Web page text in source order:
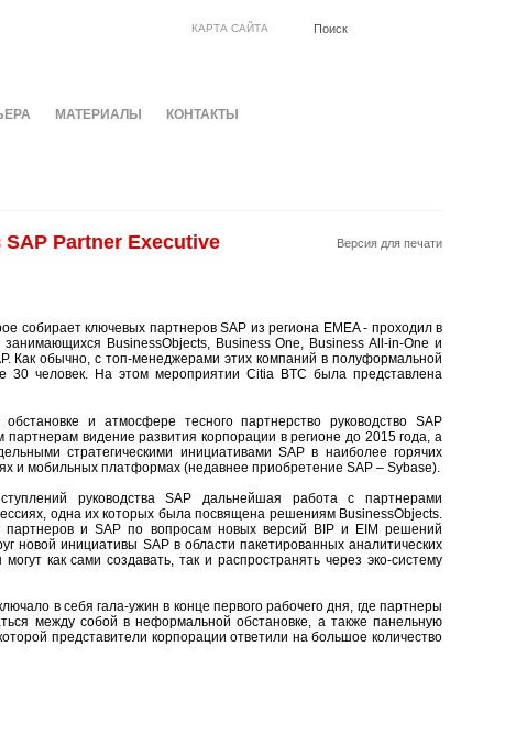
КАРТА САЙТА
МАТЕРИАЛЫ КОНТАКТЫ
Версия для печати
Partner Executive
собирает ключевых партнеров SAP из региона EMEA - проходил в
BusinessObjects, Business One, Business All-in-One и
Как обычно, с топ-менеджерами этих компаний в полуформальной
30 человек. На этом мероприятии Citia BTC была представлена
и атмосфере тесного партнерство руководство SAP
видение развития корпорации в регионе до 2015 года, а
стратегическими инициативами SAP в наиболее горячих
и мобильных платформах (недавнее приобретение SAP – Sybase).
руководства SAP дальнейшая работа с партнерами
одна их которых была посвящена решениям BusinessObjects.
партнеров и SAP по вопросам новых версий BIP и EIM решений
новой инициативы SAP в области пакетированных аналитических
как сами создавать, так и распространять через эко-систему
в себя гала-ужин в конце первого рабочего дня, где партнеры
между собой в неформальной обстановке, а также панельную
представители корпорации ответили на большое количество